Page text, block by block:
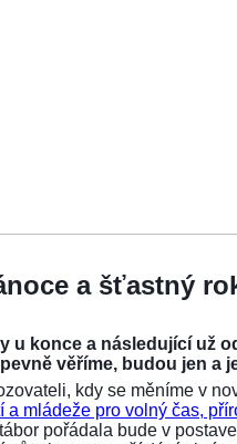
a šťastný
u konce a následující už
věříme, budou jen a
kdy se měníme v
a mládeže pro volný čas,
pořádala bude v